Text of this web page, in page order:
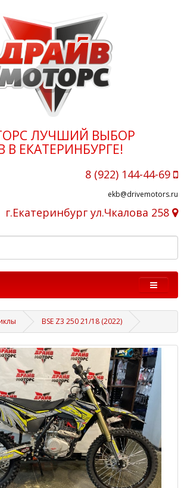
ЛУЧШИЙ ВЫБОР
В ЕКАТЕРИНБУРГЕ!
8 (922) 144-44-69
ekb@drivemotors.ru
г.Екатеринбург ул.Чкалова 258
BSE Z3 250 21/18 (2022)